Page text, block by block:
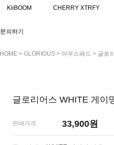
KiiBOOM CHERRY XTRFY
문의하기
HOME > GLORIOUS > 마우스패드 > 글로
글로리어스 WHITE 게이
판매가격 33,900원